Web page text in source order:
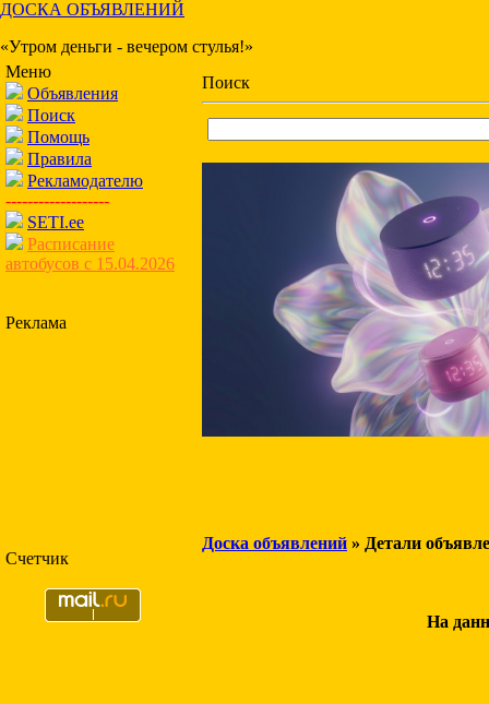
ДОСКА ОБЪЯВЛЕНИЙ
«Утром деньги - вечером стулья!»
Меню
Объявления
Поиск
Помощь
Правила
Рекламодателю
-------------------
SETI.ee
Расписание
автобусов с 15.04.2026
Реклама
Счетчик
Поиск
Доска объявлений » Детали
На